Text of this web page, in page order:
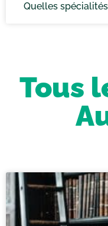
Quelles spécialités
Tous